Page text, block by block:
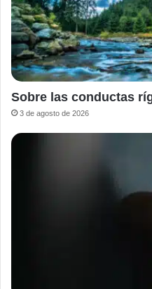
Sobre las conductas
3 de agosto de 2026